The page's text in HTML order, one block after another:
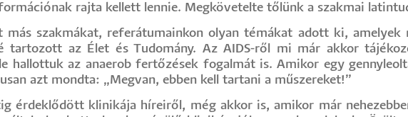
rajta kellett lennie. Megkövetelte tőlünk a szakmai
más szakmákat, referátumainkon olyan témákat adott ki, amelyek
tartozott az Élet és Tudomány. Az AIDS-ről mi már akkor
hallottuk az anaerob fertőzések fogalmát is. Amikor egy
azt mondta: „Megvan, ebben kell tartani a műszereket!”
érdeklődött klinikája híreiről, még akkor is, amikor már